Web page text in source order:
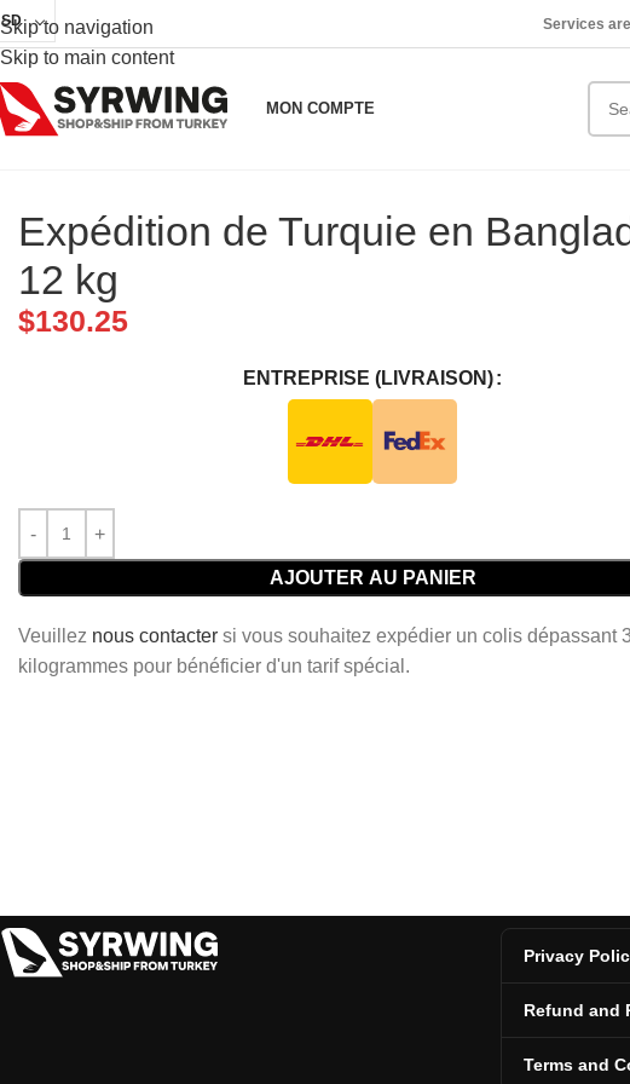
Skip to navigation
Skip to main content
Services
MON COMPTE
Expédition de Turquie en
12 kg
$130.25
ENTREPRISE (LIVRAISON)
AJOUTER AU PANIER
Veuillez nous contacter si vous souhaitez expédier un colis dépassant
kilogrammes pour bénéficier d'un tarif spécial.
Privacy
Refund and
Terms and